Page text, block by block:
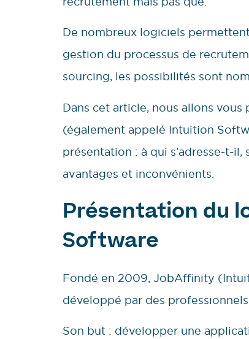
De nombreux logiciels
gestion du processus de
sourcing, les possibilités sont
Dans cet article, nous allons
(également appelé Intuition
présentation : à qui s’adresse-t-
avantages et inconvénients.
Présentation du
Software
Fondé en 2009, JobAffinity
développé par des
Son but : développer une